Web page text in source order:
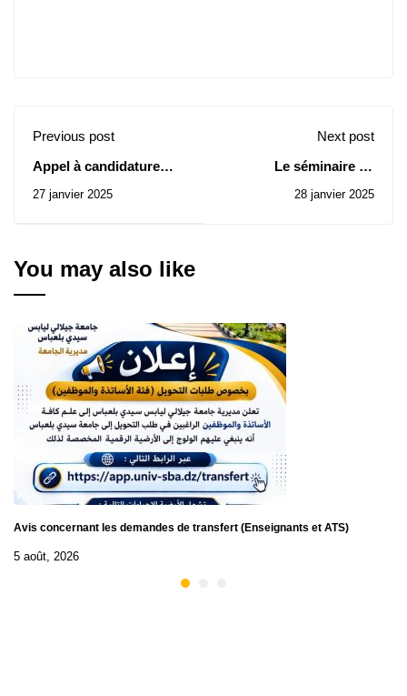
Previous post
Appel à candidature
27 janvier 2025
Next post
Le séminaire de
informatique du 01
28 janvier 2025
You may also like
Avis concernant les demandes de transfert (Enseignants et ATS)
5 août, 2026